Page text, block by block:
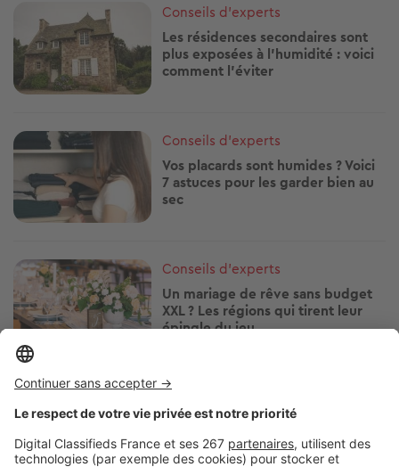
Conseils d'experts
Les résidences secondaires sont
plus exposées à l'humidité : voici
comment l'éviter
Image
Conseils d'experts
Vos placards sont humides ? Voici
7 astuces pour les garder bien au
sec
Image
Conseils d'experts
Un mariage de rêve sans budget
XXL ? Les régions qui tirent leur
épingle du jeu
Image
Les moucherons détestent l’odeur
de cette plante pourtant très
appréciée en cuisine